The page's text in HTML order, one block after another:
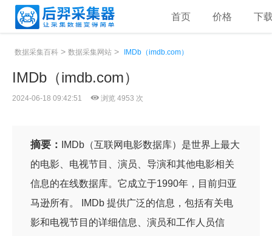
首页 价格 下
数据采集百科 > 数据采集网站 > IMDb（imdb.com）
IMDb（imdb.com）
2024-06-18 09:42:51 浏览 4953 次
摘要：
IMDb（互联网电影数据库）是世界上最大
的电影、电视节目、演员、导演和其他电影相关
信息的在线数据库。它成立于1990年，目前归亚
马逊所有。 IMDb 提供广泛的信息，包括有关电
影和电视节目的详细信息、演员和工作人员信